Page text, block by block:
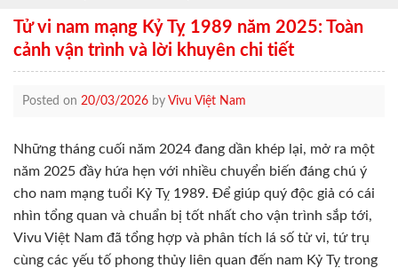
Tử vi nam mạng Kỷ Tỵ 1989 năm 2025: Toàn
cảnh vận trình và lời khuyên chi tiết
Posted on 20/03/2026 by Vivu Việt Nam
Những tháng cuối năm 2024 đang dần khép lại, mở ra một
năm 2025 đầy hứa hẹn với nhiều chuyển biến đáng chú ý
cho nam mạng tuổi Kỷ Tỵ 1989. Để giúp quý độc giả có cái
nhìn tổng quan và chuẩn bị tốt nhất cho vận trình sắp tới,
Vivu Việt Nam đã tổng hợp và phân tích lá số tử vi, tứ trụ
cùng các yếu tố phong thủy liên quan đến nam Kỷ Tỵ trong